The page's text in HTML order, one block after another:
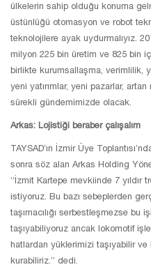
ülkelerin sahip olduğu konuma
üstünlüğü otomasyon ve robot
teknolojilere ayak uydurmalıyız.
milyon 225 bin üretim ve 825 bin
birlikte kurumsallaşma, verimlilik,
yeni yatırımlar, yeni pazarlar,
sürekli gündemimizde olacak.
Arkas: Lojistiği beraber çalışalım
TAYSAD’ın İzmir Üye
sonra söz alan Arkas Holding
“İzmit Kartepe mevkiinde 7 yıldır
istiyoruz. Bu bazı sebeplerden
taşımacılığı serbestleşmezse bu
taşıyabiliyoruz ancak lokomotif
hatlardan yüklerimizi taşıyabilir
kurabiliriz.” dedi.